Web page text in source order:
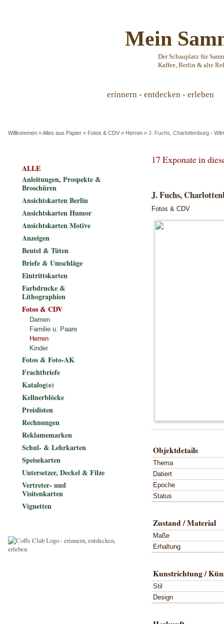
Mein
Der Schauplatz für
Kaffee, Berlin & alte
erinnern - entdecken - erleben
Willkommen »Alles aus Papier » Fotos & CDV » Herren » J. Fuchs, Charlottenburg -
17 Exponate in
J. Fuchs,
Fotos & CDV
Objektdetails
Thema
Datiert
Epoche
Status
Zustand / Material
Maße
Erhaltung
Kunstrichtung /
Stil
Design
ALLE
Anleitungen, Prospekte &
Broschüren
Ansichtskarten Berlin
Ansichtskarten Humor
Ansichtskarten Motive
Anzeigen
Beutel & Tüten
Briefe & Umschläge
Eintrittskarten
Farbdrucke &
Lithographien
Fotos & CDV
Damen
Familie u. Paare
Herren
Kinder
Fotos & Foto-AK
Frachtbriefe
Katalog(e)
Kellnerblöcke
Preislisten
Rechnungen
Reklamemarken
Schul- & Lehrkarten
Speisekarten
Untersetzer, Deckel & Filze
Vertreter- und
Visitenkarten
Vignetten